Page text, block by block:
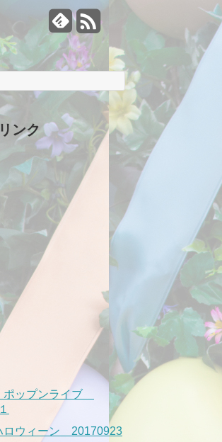
ンク
ポップンライブ
ロウィーン 20170923